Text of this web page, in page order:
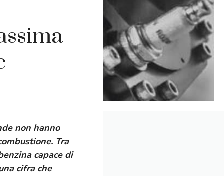
non hanno
Tra
capace di
cifra che